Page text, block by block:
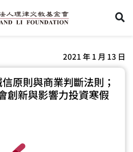
2021 年 1 月 13 日
原則與商業判斷法則；
創新與影響力投資寒假